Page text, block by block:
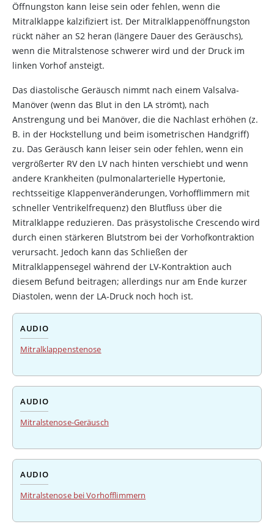
Öffnungston kann leise sein oder fehlen, wenn die
Mitralklappe kalzifiziert ist. Der Mitralklappenöffnungston
rückt näher an S2 heran (längere Dauer des Geräuschs),
wenn die Mitralstenose schwerer wird und der Druck im
linken Vorhof ansteigt.
Das diastolische Geräusch nimmt nach einem Valsalva-
Manöver (wenn das Blut in den LA strömt), nach
Anstrengung und bei Manöver, die die Nachlast erhöhen (z.
B. in der Hockstellung und beim isometrischen Handgriff)
zu. Das Geräusch kann leiser sein oder fehlen, wenn ein
vergrößerter RV den LV nach hinten verschiebt und wenn
andere Krankheiten (pulmonalarterielle Hypertonie,
rechtsseitige Klappenveränderungen, Vorhofflimmern mit
schneller Ventrikelfrequenz) den Blutfluss über die
Mitralklappe reduzieren. Das präsystolische Crescendo wird
durch einen stärkeren Blutstrom bei der Vorhofkontraktion
verursacht. Jedoch kann das Schließen der
Mitralklappensegel während der LV-Kontraktion auch
diesem Befund beitragen; allerdings nur am Ende kurzer
Diastolen, wenn der LA-Druck noch hoch ist.
AUDIO
Mitralklappenstenose
AUDIO
Mitralstenose-Geräusch
AUDIO
Mitralstenose bei Vorhofflimmern